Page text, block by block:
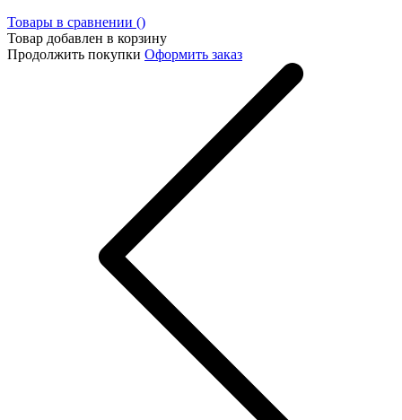
Товары в сравнении ()
Товар добавлен в корзину
Продолжить покупки Оформить заказ